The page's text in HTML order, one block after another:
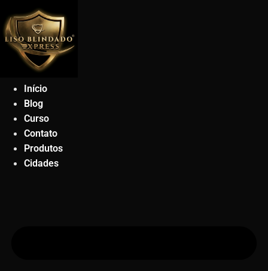
para
o
conteúdo
Início
Blog
Curso
Contato
Produtos
Cidades